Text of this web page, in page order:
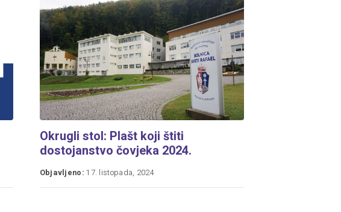
Okrugli stol: Plašt koji štiti
dostojanstvo čovjeka 2024.
Objavljeno: 17. listopada, 2024